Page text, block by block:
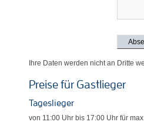
Ihre Daten werden nicht an Dritte
Preise für Gastlieger
Tageslieger
von 11:00 Uhr bis 17:00 Uhr für